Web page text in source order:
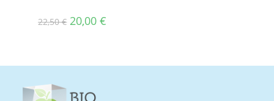
22,50€ 20,00€